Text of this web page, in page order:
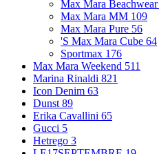
Max Mara Beachwear
Max Mara MM 109
Max Mara Pure 56
'S Max Mara Cube 64
Sportmax 176
Max Mara Weekend 511
Marina Rinaldi 821
Icon Denim 63
Dunst 89
Erika Cavallini 65
Gucci 5
Hetrego 3